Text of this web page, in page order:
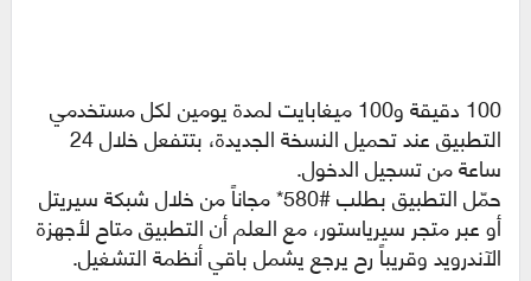
100 دقيقة و100 ميغابايت لمدة يومين لكل مستخدمي
التطبيق عند تحميل النسخة الجديدة، بتتفعل خلال 24
ساعة من تسجيل الدخول.
حمّل التطبيق بطلب #580* مجاناً من خلال شبكة سيريتل
أو عبر متجر سيرياستور، مع العلم أن التطبيق متاح لأجهزة
الآندرويد وقريباً رح يرجع يشمل باقي أنظمة التشغيل.